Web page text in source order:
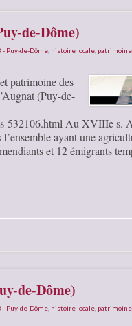
de-Dôme)
- Puy-de-Dôme histoire locale patrimoine
patrimoine des
(Puy-de-
532106.html Au XVIIIe s.
ayant une
et 12 émigrants
de-Dôme)
- Puy-de-Dôme histoire locale patrimoine